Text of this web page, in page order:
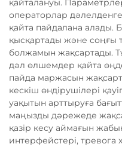
қайталануы.
операторлар
қайта пайдалана алады.
қысқартады және соңғы
болжамын жақсартады.
дәл өлшемдер қайта
пайда маржасын
кескіш өндірушілері
уақытын арттыруға
маңызды дәрежеде
қазір кесу аймағын
интерфейстері,